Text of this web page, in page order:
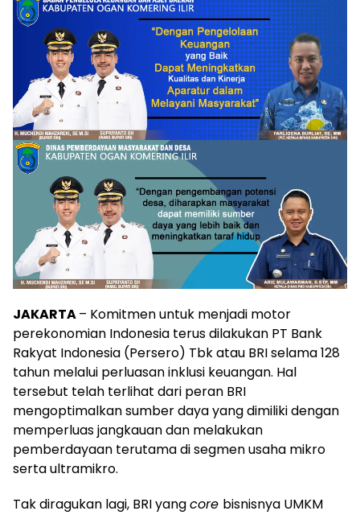
JAKARTA– Komitmen untuk menjadi motor
perekonomian Indonesia terus dilakukan PT Bank
Rakyat Indonesia (Persero) Tbk atau BRI selama 128
tahun melalui perluasan inklusi keuangan. Hal
tersebut telah terlihat dari peran BRI
mengoptimalkan sumber daya yang dimiliki dengan
memperluas jangkauan dan melakukan
pemberdayaan terutama di segmen usaha mikro
serta ultramikro.
Tak diragukan lagi, BRI yangcore bisnisnya UMKM